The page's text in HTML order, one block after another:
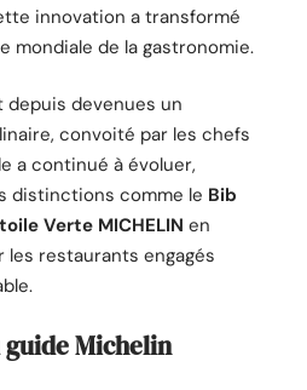
innovation a transformé
mondiale de la gastronomie.
devenues un
convoité par les chefs
a continué à évoluer,
distinctions comme le Bib
Verte MICHELIN en
restaurants engagés
Michelin